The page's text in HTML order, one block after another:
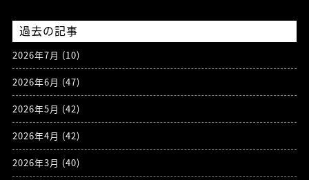
過去の記事
2026年7月 (10)
2026年6月 (47)
2026年5月 (42)
2026年4月 (42)
2026年3月 (40)